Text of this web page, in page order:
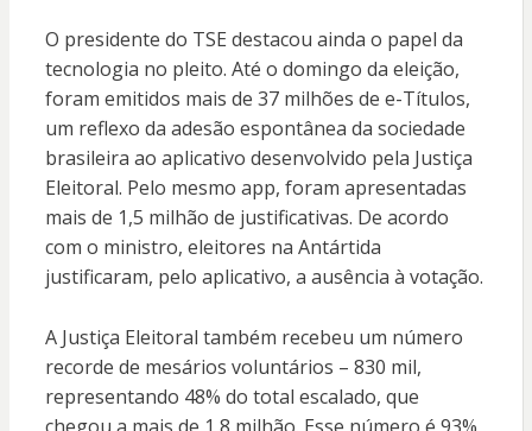
O presidente do TSE destacou ainda o papel da
tecnologia no pleito. Até o domingo da eleição,
foram emitidos mais de 37 milhões de e-Títulos,
um reflexo da adesão espontânea da sociedade
brasileira ao aplicativo desenvolvido pela Justiça
Eleitoral. Pelo mesmo app, foram apresentadas
mais de 1,5 milhão de justificativas. De acordo
com o ministro, eleitores na Antártida
justificaram, pelo aplicativo, a ausência à votação.
A Justiça Eleitoral também recebeu um número
recorde de mesários voluntários – 830 mil,
representando 48% do total escalado, que